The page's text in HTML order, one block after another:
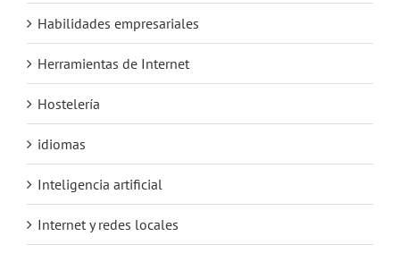
Habilidades empresariales
Herramientas de Internet
Hostelería
idiomas
Inteligencia artificial
Internet y redes locales